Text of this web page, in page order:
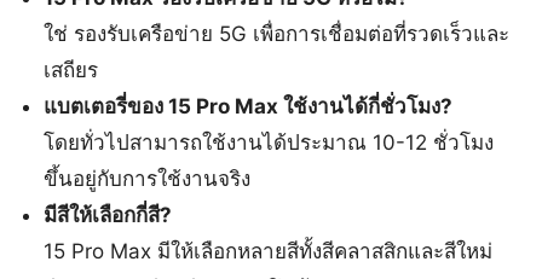
ใช่ รองรับเครือข่าย 5G เพื่อการเชื่อมต่อที่รวดเร็วและ
เสถียร
แบตเตอรี่ของ 15 Pro Max ใช้งานได้กี่ชั่วโมง?
โดยทั่วไปสามารถใช้งานได้ประมาณ 10-12 ชั่วโมง
ขึ้นอยู่กับการใช้งานจริง
มีสีให้เลือกกี่สี?
15 Pro Max มีให้เลือกหลายสีทั้งสีคลาสสิกและสีใหม่